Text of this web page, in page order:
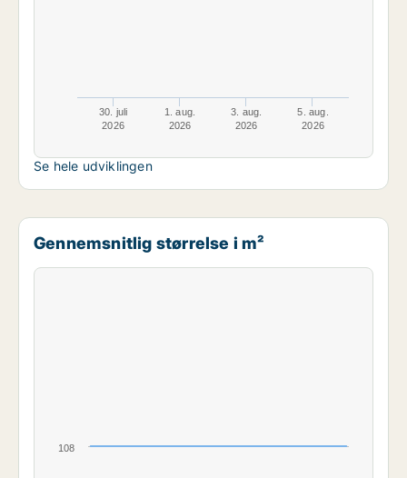
30. juli
2026
1. aug.
2026
3. aug.
2026
5. aug.
2026
Se hele udviklingen
Gennemsnitlig størrelse i m²
108